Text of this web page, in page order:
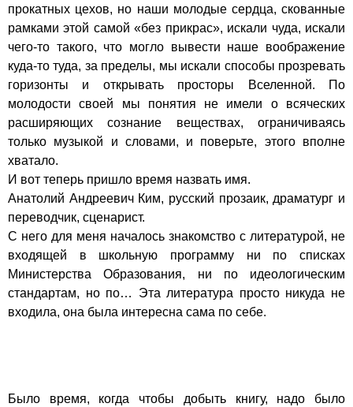
прокатных цехов, но наши молодые сердца, скованные
рамками этой самой «без прикрас», искали чуда, искали
чего-то такого, что могло вывести наше воображение
куда-то туда, за пределы, мы искали способы прозревать
горизонты и открывать просторы Вселенной. По
молодости своей мы понятия не имели о всяческих
расширяющих сознание веществах, ограничиваясь
только музыкой и словами, и поверьте, этого вполне
хватало.
И вот теперь пришло время назвать имя.
Анатолий Андреевич Ким, русский прозаик, драматург и
переводчик, сценарист.
С него для меня началось знакомство с литературой, не
входящей в школьную программу ни по списках
Министерства Образования, ни по идеологическим
стандартам, но по… Эта литература просто никуда не
входила, она была интересна сама по себе.
Было время, когда чтобы добыть книгу, надо было